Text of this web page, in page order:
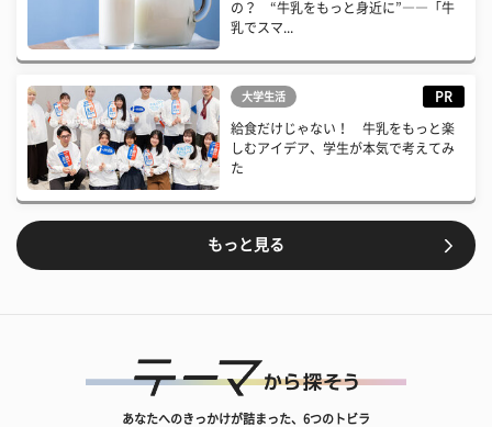
の？ “牛乳をもっと身近に”――「牛
乳でスマ...
大学生活 PR
給食だけじゃない！ 牛乳をもっと楽
しむアイデア、学生が本気で考えてみ
た
もっと見る
あなたへのきっかけが詰まった、6つのトビラ